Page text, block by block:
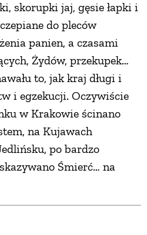
skorupki jaj, gęsie łapki i
do pleców
panien, a czasami
Żydów, przekupek…
to, jak kraj długi i
i egzekucji. Oczywiście
w Krakowie ścinano
na Kujawach
po bardzo
Śmierć… na